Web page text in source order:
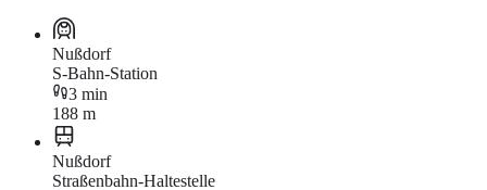
Nußdorf
S-Bahn-Station
3 min
188 m
Nußdorf
Straßenbahn-Haltestelle